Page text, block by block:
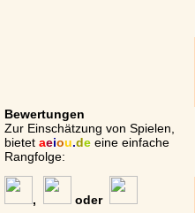
Bewertungen
Zur Einschätzung von Spielen,
bietet aeiou.de eine einfache
Rangfolge:
,
oder